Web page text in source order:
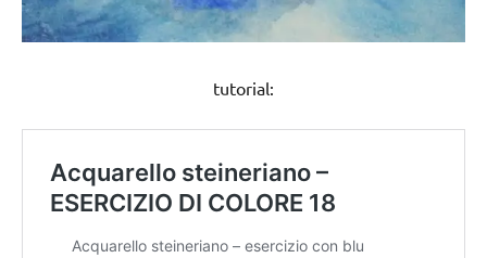
tutorial: